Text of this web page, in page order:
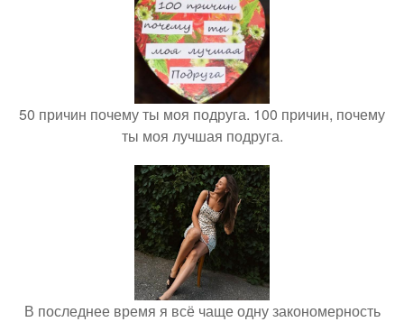
50 причин почему ты моя подруга. 100 причин, почему
ты моя лучшая подруга.
В последнее время я всё чаще одну закономерность